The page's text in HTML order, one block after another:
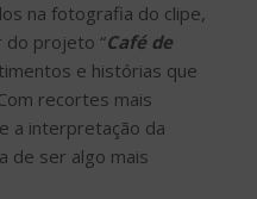
na fotografia do clipe,
do projeto “Café de
e histórias que
recortes mais
a interpretação da
de ser algo mais